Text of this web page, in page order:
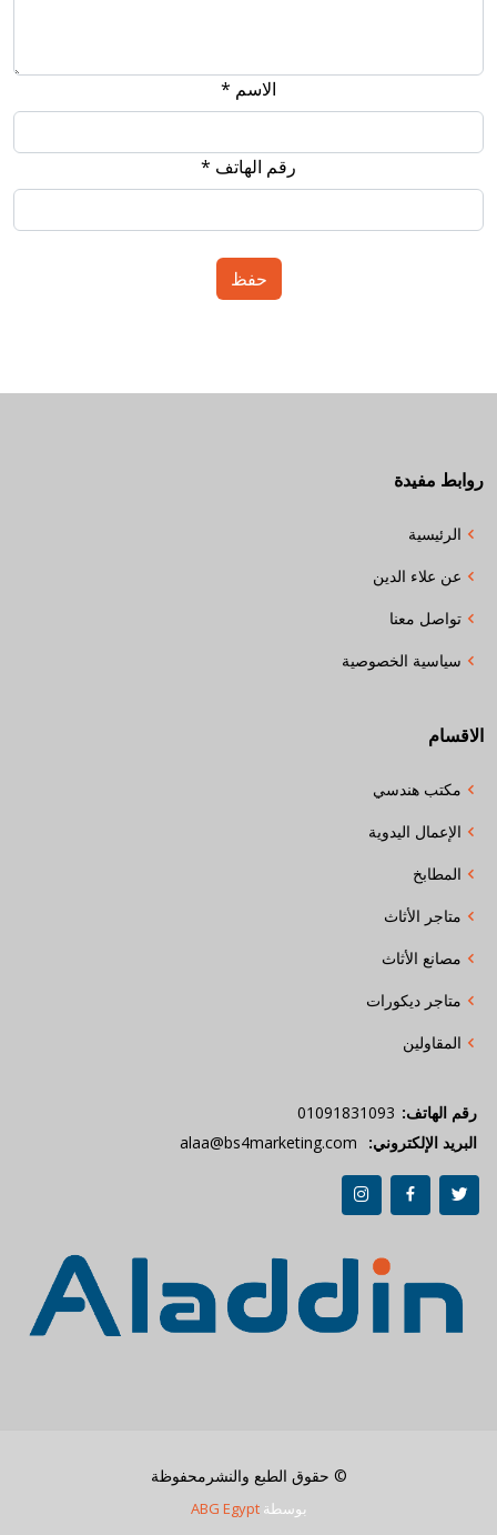
الاسم *
رقم الهاتف *
روابط مفيدة
الرئيسية
عن علاء الدين
تواصل معنا
سياسية الخصوصية
الاقسام
مكتب هندسي
الإعمال اليدوية
المطابخ
متاجر الأثاث
مصانع الأثاث
متاجر ديكورات
المقاولين
رقم الهاتف: 01091831093
البريد الإلكتروني:
alaa@bs4marketing.com
© حقوق الطبع والنشرمحفوظة
بوسطةABG Egypt